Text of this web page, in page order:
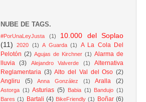
NUBE DE TAGS.
#PorUnaLeyJusta (1)
10.000 del Soplao
(11)
2020 (1) A Guarda (1)
A La Cola Del
Pelotón (2) Agujas de Kirchner (1) Alarma de
lluvia
(3) Alejandro Valverde (1)
Alternativa
Reglamentaria (3) Alto del Val del Oso (2)
Angliru
(5) Anna González (1) Aralla (2)
Astorga (1) Asturias (5) Babia (1) Bandujo (1)
Bares (1) Bartali (4) BikeFriendly (1) Boñar (6)